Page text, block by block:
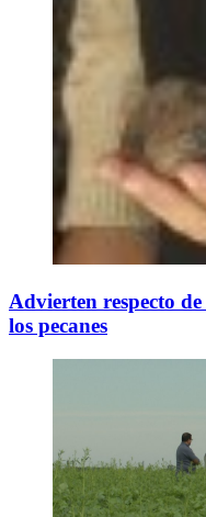
Advierten respecto
los pecanes